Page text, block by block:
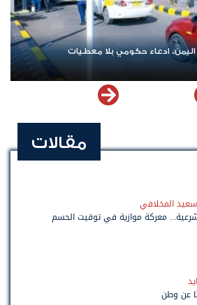
اليمن.. ادعاء حكومي بلا معطيات
مقالات
المخلافي
معركة موازية في توقيت الحسم
عن وطن